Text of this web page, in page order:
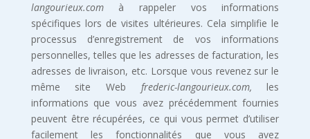
langourieux.com à rappeler vos informations
spécifiques lors de visites ultérieures. Cela simplifie le
processus d’enregistrement de vos informations
personnelles, telles que les adresses de facturation, les
adresses de livraison, etc. Lorsque vous revenez sur le
même site Web frederic-langourieux.com,les
informations que vous avez précédemment fournies
peuvent être récupérées, ce qui vous permet d’utiliser
facilement les fonctionnalités que vous avez